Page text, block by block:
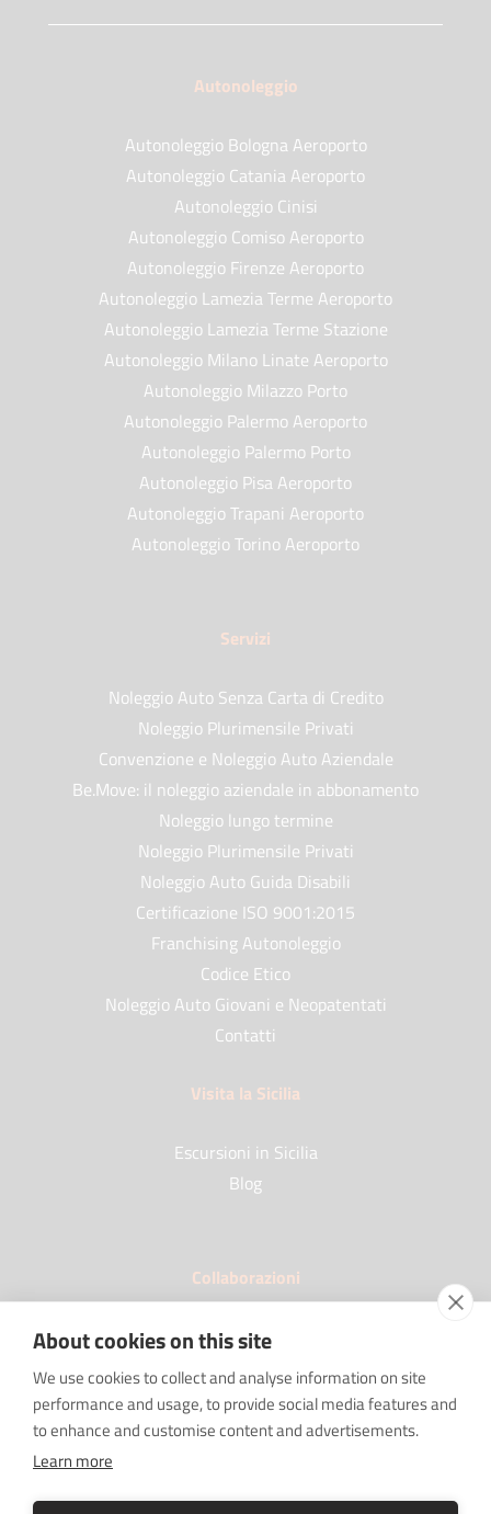
About cookies on this site
We use cookies to collect and analyse information on site
performance and usage, to provide social media features and
to enhance and customise content and advertisements.
Learn more
Autonoleggio
Autonoleggio Bologna Aeroporto
Autonoleggio Catania Aeroporto
Autonoleggio Cinisi
Autonoleggio Comiso Aeroporto
Autonoleggio Firenze Aeroporto
Autonoleggio Lamezia Terme Aeroporto
Autonoleggio Lamezia Terme Stazione
Autonoleggio Milano Linate Aeroporto
Autonoleggio Milazzo Porto
Autonoleggio Palermo Aeroporto
Autonoleggio Palermo Porto
Autonoleggio Pisa Aeroporto
Autonoleggio Trapani Aeroporto
Autonoleggio Torino Aeroporto
Servizi
Noleggio Auto Senza Carta di Credito
Noleggio Plurimensile Privati
Convenzione e Noleggio Auto Aziendale
Be.Move: il noleggio aziendale in abbonamento
Noleggio lungo termine
Noleggio Plurimensile Privati
Noleggio Auto Guida Disabili
Certificazione ISO 9001:2015
Franchising Autonoleggio
Codice Etico
Noleggio Auto Giovani e Neopatentati
Contatti
Visita la Sicilia
Escursioni in Sicilia
Blog
Collaborazioni
I nostri Partner
FAQ
Lavora con noi
Sponsorships
SRC sostiene "Imprenditore Non Sei Solo"